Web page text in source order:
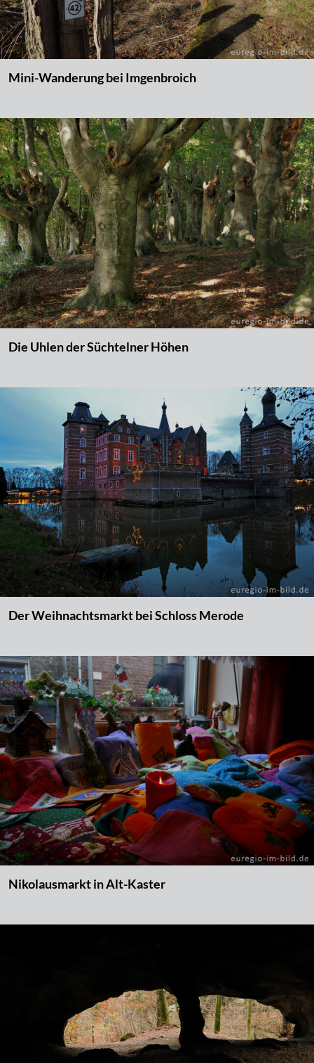
Mini-Wanderung bei Imgenbroich
Die Uhlen der Süchtelner Höhen
Der Weihnachtsmarkt bei Schloss Merode
Nikolausmarkt in Alt-Kaster